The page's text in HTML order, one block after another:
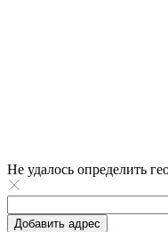
Не удалось определить
Добавить адрес